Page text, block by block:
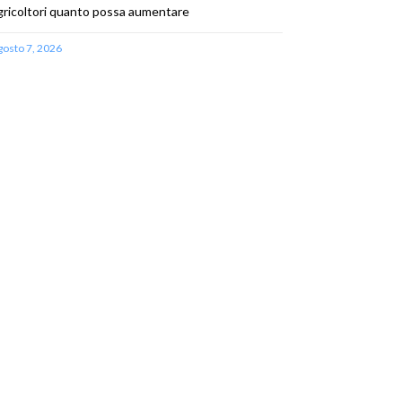
quanto possa aumentare
7, 2026